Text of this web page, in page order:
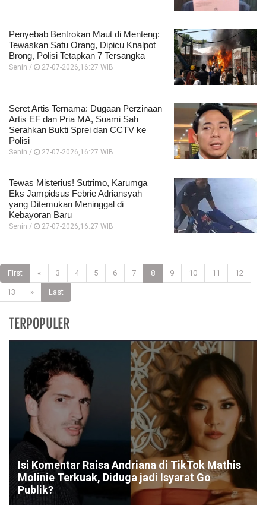
Penyebab Bentrokan Maut di Menteng:
Tewaskan Satu Orang, Dipicu Knalpot
Brong, Polisi Tetapkan 7 Tersangka
Senin / 27-07-2026,16:27 WIB
Seret Artis Ternama: Dugaan Perzinaan
Artis EF dan Pria MA, Suami Sah
Serahkan Bukti Sprei dan CCTV ke
Polisi
Senin / 27-07-2026,16:27 WIB
Tewas Misterius! Sutrimo, Karumga
Eks Jampidsus Febrie Adriansyah
yang Ditemukan Meninggal di
Kebayoran Baru
Senin / 27-07-2026,16:27 WIB
First « 3 4 5 6 7 8 9 10 11 12
13 » Last
TERPOPULER
Isi Komentar Raisa Andriana di TikTok Mathis
Molinie Terkuak, Diduga jadi Isyarat Go
Publik?